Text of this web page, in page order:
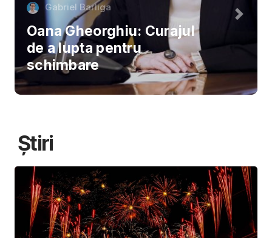
Gabriel Barliga
Oana Gheorghiu: Curajul
de a lupta pentru
schimbare
Știri